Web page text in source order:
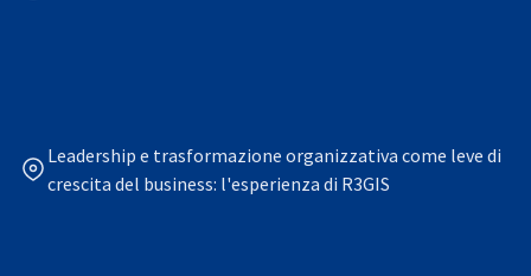
Leadership e trasformazione organizzativa come leve di
crescita del business: l'esperienza di R3GIS